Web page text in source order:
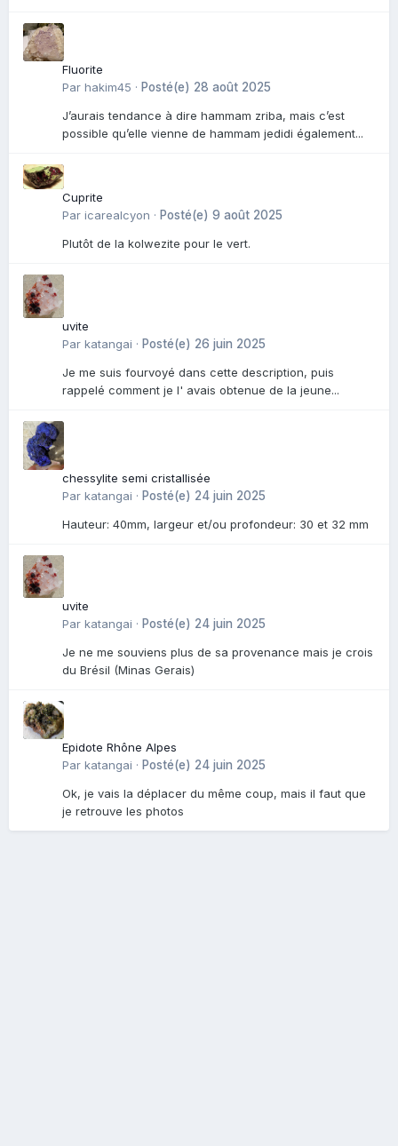
Fluorite
Par hakim45 · Posté(e) 28 août 2025
J’aurais tendance à dire hammam zriba, mais c’est
possible qu’elle vienne de hammam jedidi également...
Cuprite
Par icarealcyon · Posté(e) 9 août 2025
Plutôt de la kolwezite pour le vert.
uvite
Par katangai · Posté(e) 26 juin 2025
Je me suis fourvoyé dans cette description, puis
rappelé comment je l' avais obtenue de la jeune...
chessylite semi cristallisée
Par katangai · Posté(e) 24 juin 2025
Hauteur: 40mm, largeur et/ou profondeur: 30 et 32 mm
uvite
Par katangai · Posté(e) 24 juin 2025
Je ne me souviens plus de sa provenance mais je crois
du Brésil (Minas Gerais)
Epidote Rhône Alpes
Par katangai · Posté(e) 24 juin 2025
Ok, je vais la déplacer du même coup, mais il faut que
je retrouve les photos